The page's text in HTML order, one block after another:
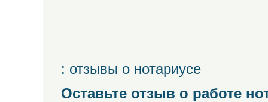
: отзывы о нотариусе
Оставьте отзыв о работе